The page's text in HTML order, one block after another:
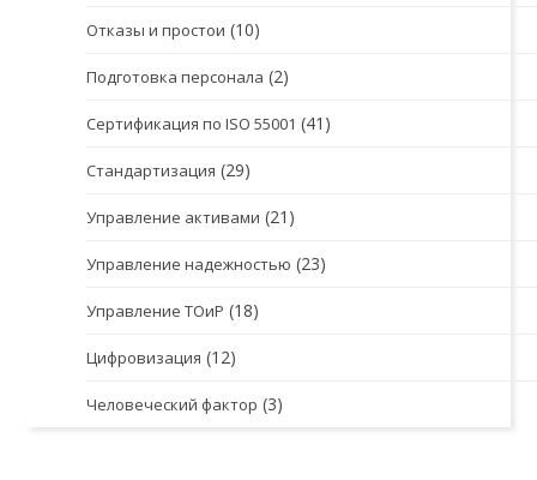
Отказы и простои (10)
Подготовка персонала (2)
Сертификация по ISO 55001 (41)
Стандартизация (29)
Управление активами (21)
Управление надежностью (23)
Управление ТОиР (18)
Цифровизация (12)
Человеческий фактор (3)